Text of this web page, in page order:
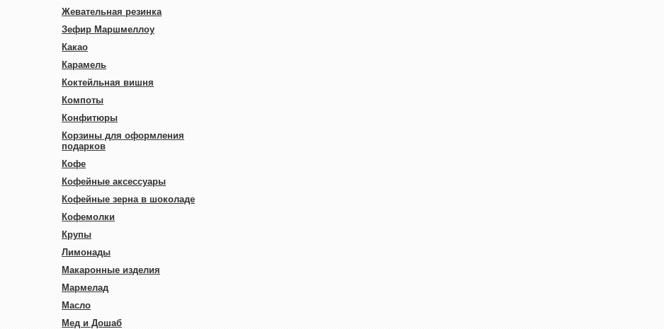
Жевательная резинка
Зефир Маршмеллоу
Какао
Карамель
Коктейльная вишня
Компоты
Конфитюры
Корзины для оформления
подарков
Кофе
Кофейные аксессуары
Кофейные зерна в шоколаде
Кофемолки
Крупы
Лимонады
Макаронные изделия
Мармелад
Масло
Мед и Дошаб